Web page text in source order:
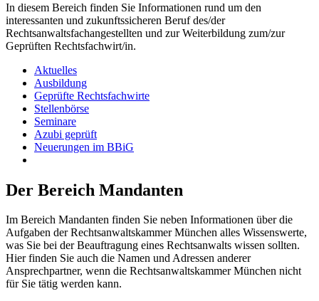
In diesem Bereich finden Sie Informationen rund um den
interessanten und zukunftssicheren Beruf des/der
Rechtsanwaltsfachangestellten und zur Weiterbildung zum/zur
Geprüften Rechtsfachwirt/in.
Aktuelles
Ausbildung
Geprüfte Rechtsfachwirte
Stellenbörse
Seminare
Azubi geprüft
Neuerungen im BBiG
Der Bereich Mandanten
Im Bereich Mandanten finden Sie neben Informationen über die
Aufgaben der Rechtsanwaltskammer München alles Wissenswerte,
was Sie bei der Beauftragung eines Rechtsanwalts wissen sollten.
Hier finden Sie auch die Namen und Adressen anderer
Ansprechpartner, wenn die Rechtsanwaltskammer München nicht
für Sie tätig werden kann.